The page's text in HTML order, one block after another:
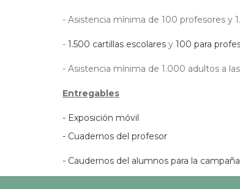
- Asistencia mínima de 100 profesores y
- 1.500 cartillas escolares y 100 para
- Asistencia mínima de 1.000 adultos a
Entregables
- Exposición móvil
- Cuadernos del profesor
- Caudernos del alumnos para la